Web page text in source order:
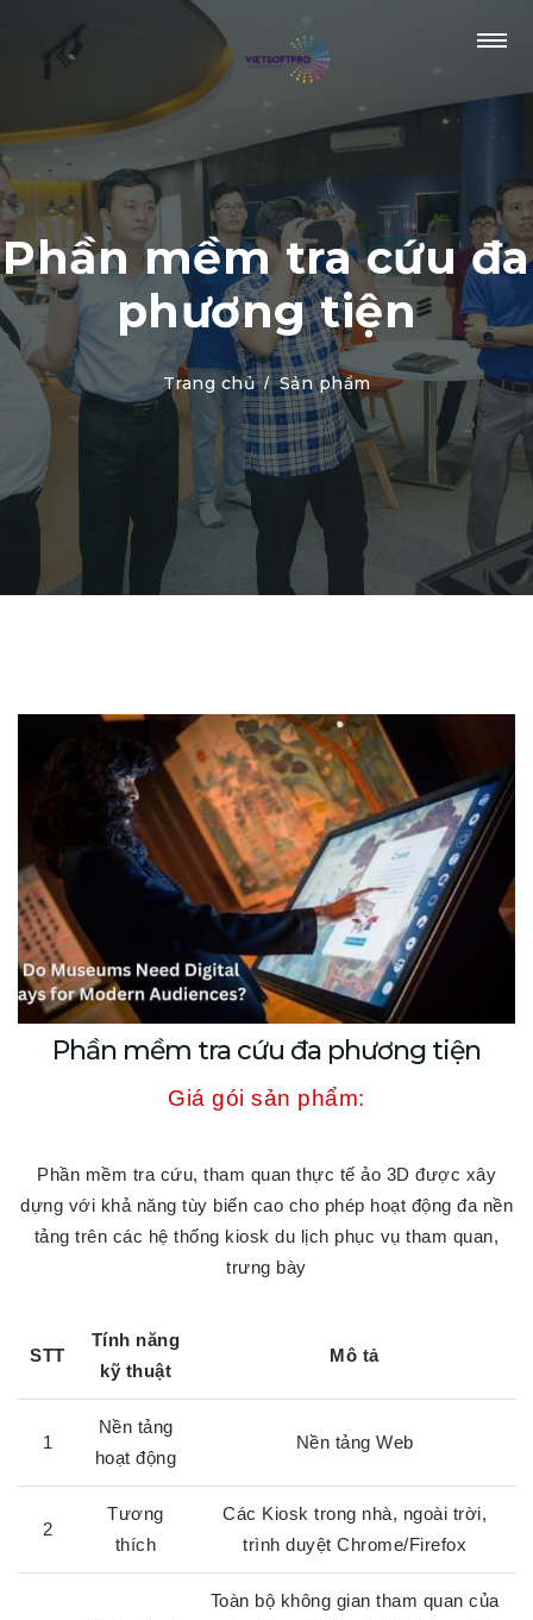
Phần mềm tra cứu đa
phương tiện
Trang chủ Sản phẩm
Phần mềm tra cứu đa phương tiện
Giá gói sản phẩm:
Phần mềm tra cứu, tham quan thực tế ảo 3D được xây
dựng với khả năng tùy biến cao cho phép hoạt động đa nền
tảng trên các hệ thống kiosk du lịch phục vụ tham quan,
trưng bày
STT
Tính năng
kỹ thuật
Mô tả
1
Nền tảng
hoạt động
Nền tảng Web
2
Tương
thích
Các Kiosk trong nhà, ngoài trời,
trình duyệt Chrome/Firefox
Toàn bộ không gian tham quan của